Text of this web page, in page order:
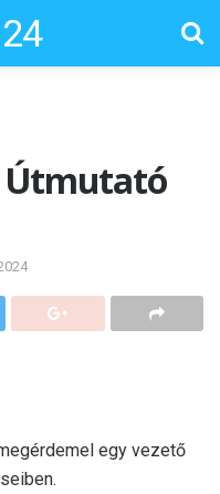
Útmutató
egy vezető